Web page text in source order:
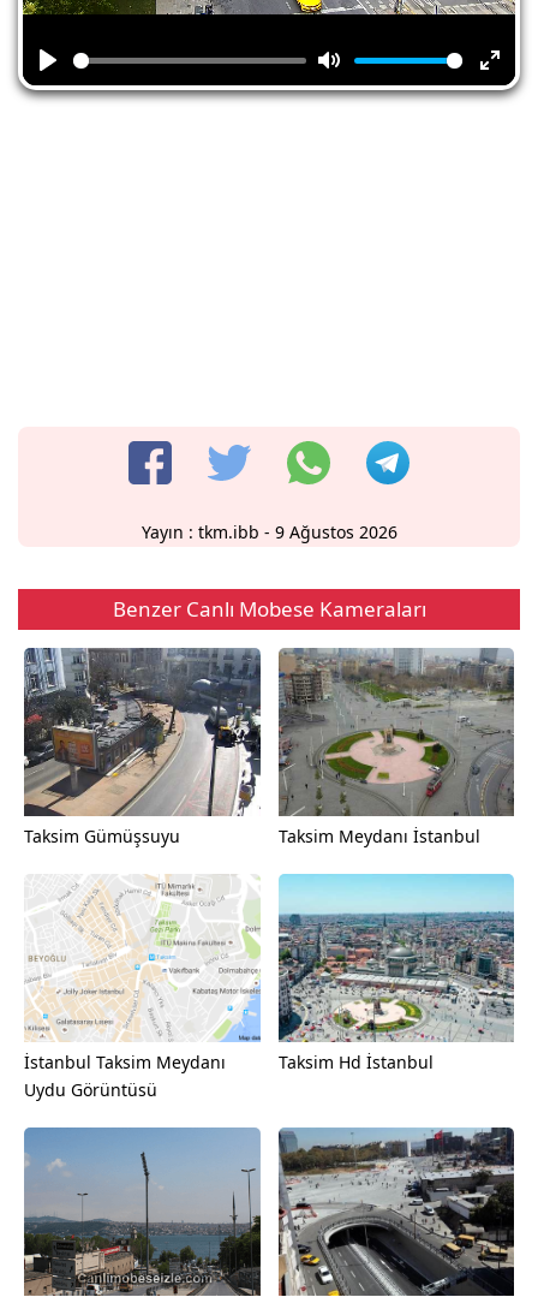
Yayın : tkm.ibb - 9 Ağustos 2026
Benzer Canlı Mobese Kameraları
Taksim Gümüşsuyu Taksim Meydanı İstanbul
İstanbul Taksim Meydanı
Uydu Görüntüsü
Taksim Hd İstanbul